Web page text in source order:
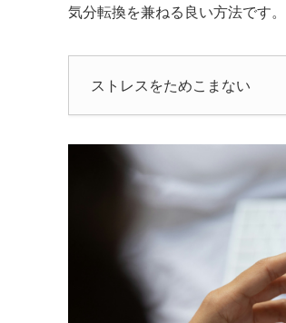
気分転換を兼ねる良い方法です。
ストレスをためこまない